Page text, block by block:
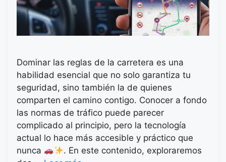
Dominar las reglas de la carretera es una
habilidad esencial que no solo garantiza tu
seguridad, sino también la de quienes
comparten el camino contigo. Conocer a fondo
las normas de tráfico puede parecer
complicado al principio, pero la tecnología
actual lo hace más accesible y práctico que
nunca
. En este contenido, exploraremos